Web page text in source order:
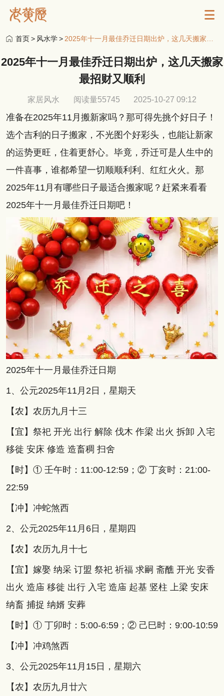
首页> 风水学>
2025年十一月最佳乔迁日期出炉，这几天搬家
最招财又顺利
家居风水 阅读量55745 2025-10-27 09:12
准备在2025年11月搬新家吗？那可得先挑个好日子！
选个吉利的日子搬家，不光图个好彩头，也能让新家
的运势更旺，住着更舒心。毕竟，乔迁可是人生中的
一件喜事，谁都希望一切顺顺利利、红红火火。那
2025年11月有哪些日子最适合搬家呢？赶紧来看看
2025年十一月最佳乔迁日期吧！
2025年十一月最佳乔迁日期
1、公元2025年11月2日，星期天
【农】农历九月十三
【宜】祭祀 开光 出行 解除 伐木 作梁 出火 拆卸 入宅
移徙 安床 修造 造畜稠 扫舍
【时】① 壬午时：11:00-12:59；② 丁亥时：21:00-
22:59
【冲】冲蛇煞西
2、公元2025年11月6日，星期四
【农】农历九月十七
【宜】嫁娶 纳采 订盟 祭祀 祈福 求嗣 斋醮 开光 安香
出火 造庙 移徙 出行 入宅 造庙 起基 竖柱 上梁 安床
纳畜 捕捉 纳婿 安葬
【时】① 丁卯时：5:00-6:59；② 己巳时：9:00-10:59
【冲】冲鸡煞西
3、公元2025年11月15日，星期六
【农】农历九月廿六